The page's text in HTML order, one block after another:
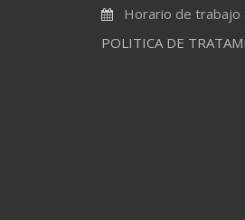
Horario de trabajo
POLITICA DE